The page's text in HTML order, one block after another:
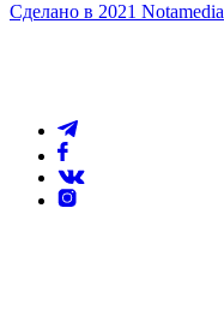
Сделано в 2021 Notamedia